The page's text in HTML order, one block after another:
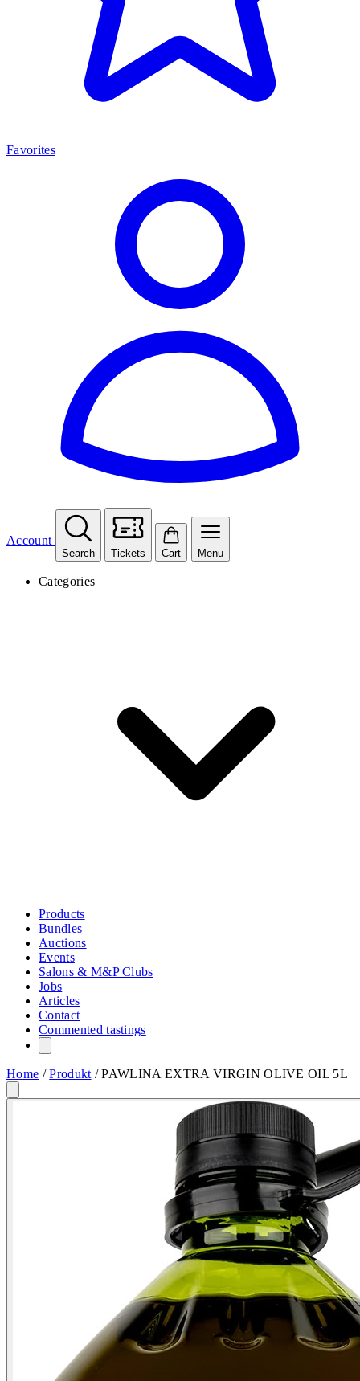
Favorites
Account
Search Tickets Cart Menu
Categories
Products
Bundles
Auctions
Events
Salons & M&P Clubs
Jobs
Articles
Contact
Commented tastings
Home /Produkt /PAWLINA EXTRA VIRGIN OLIVE OIL 5L